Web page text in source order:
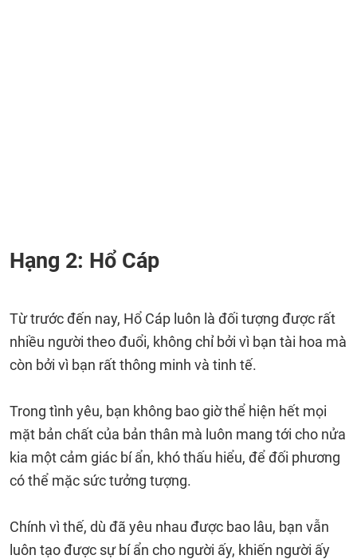
Hạng 2: Hổ Cáp
Từ trước đến nay, Hổ Cáp luôn là đối tượng được rất
nhiều người theo đuổi, không chỉ bởi vì bạn tài hoa mà
còn bởi vì bạn rất thông minh và tinh tế.
Trong tình yêu, bạn không bao giờ thể hiện hết mọi
mặt bản chất của bản thân mà luôn mang tới cho nửa
kia một cảm giác bí ẩn, khó thấu hiểu, để đối phương
có thể mặc sức tưởng tượng.
Chính vì thế, dù đã yêu nhau được bao lâu, bạn vẫn
luôn tạo được sự bí ẩn cho người ấy, khiến người ấy